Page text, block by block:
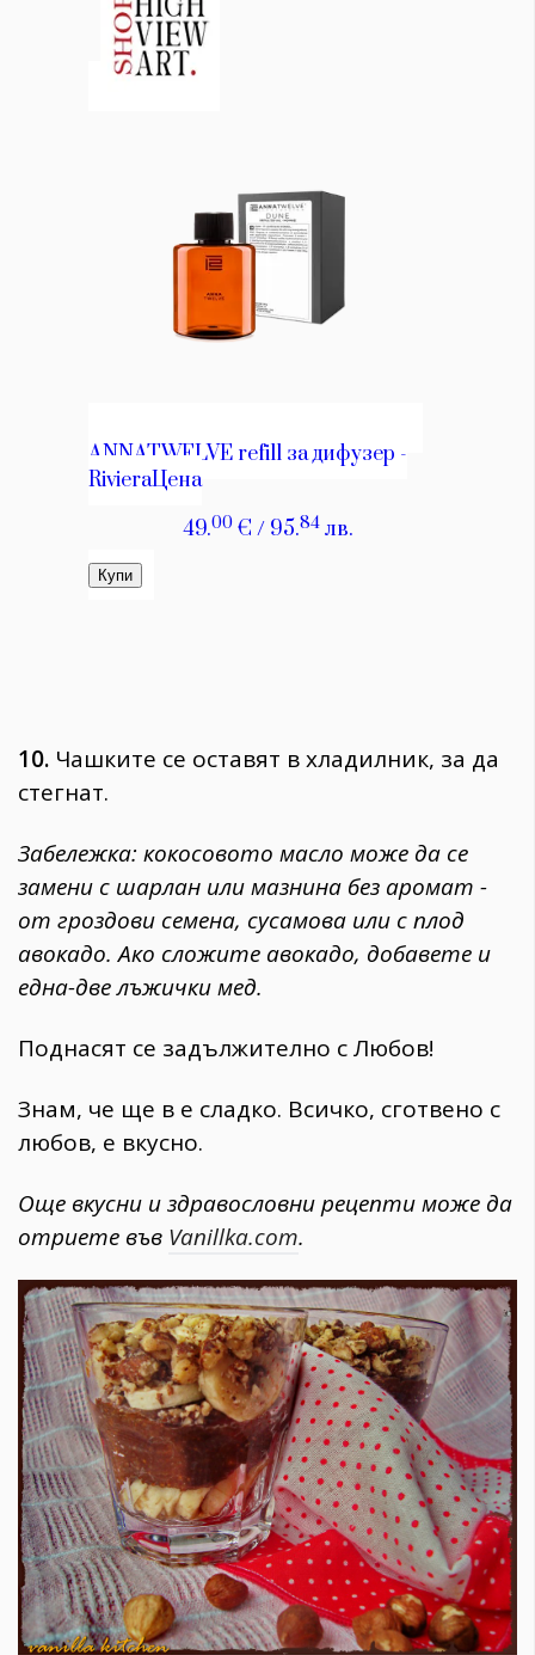
10. Чашките се оставят в хладилник, за да
стегнат.
Забележка: кокосовото масло може да се
замени с шарлан или мазнина без аромат -
от гроздови семена, сусамова или с плод
авокадо. Ако сложите авокадо, добавете и
една-две лъжички мед.
Поднасят се задължително с Любов!
Знам, че ще в е сладко. Всичко, сготвено с
любов, е вкусно.
Още вкусни и здравословни рецепти може да
отриете във Vanillka.com.